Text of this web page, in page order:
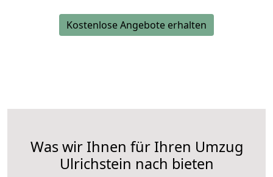
Kostenlose Angebote erhalten
Was wir Ihnen für Ihren Umzug
Ulrichstein nach bieten